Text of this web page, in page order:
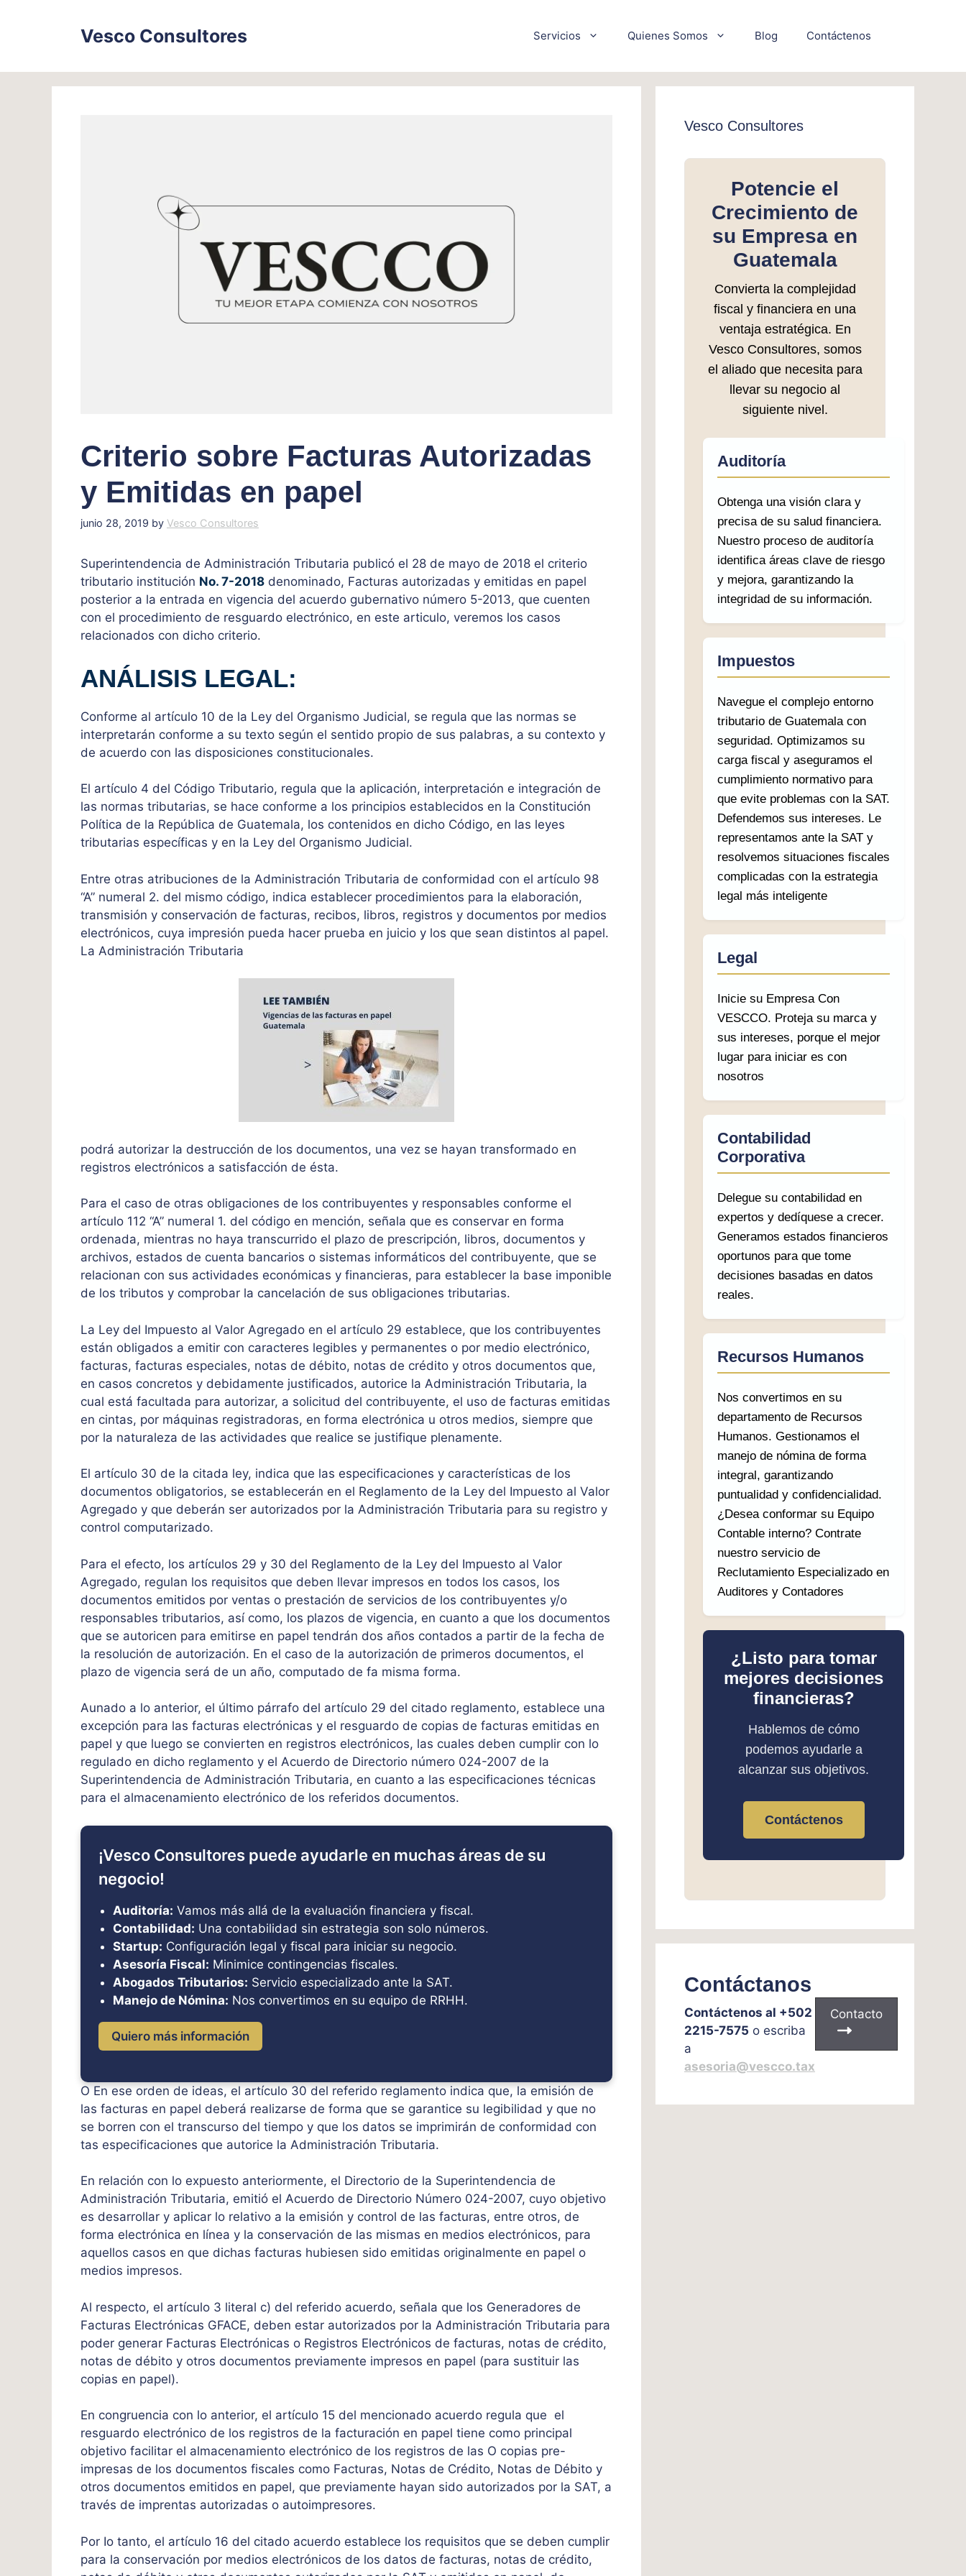
Vesco Consultores Servicios Quienes Somos Blog Contáctenos
Criterio sobre Facturas Autorizadas
y Emitidas en papel
junio 28, 2019 by Vesco Consultores
Superintendencia de Administración Tributaria publicó el 28 de mayo de 2018 el criterio
tributario institución No. 7-2018 denominado, Facturas autorizadas y emitidas en papel
posterior a la entrada en vigencia del acuerdo gubernativo número 5-2013, que cuenten
con el procedimiento de resguardo electrónico, en este articulo, veremos los casos
relacionados con dicho criterio.
ANÁLISIS LEGAL:
Conforme al artículo 10 de la Ley del Organismo Judicial, se regula que las normas se
interpretarán conforme a su texto según el sentido propio de sus palabras, a su contexto y
de acuerdo con las disposiciones constitucionales.
El artículo 4 del Código Tributario, regula que la aplicación, interpretación e integración de
las normas tributarias, se hace conforme a los principios establecidos en la Constitución
Política de la República de Guatemala, los contenidos en dicho Código, en las leyes
tributarias específicas y en la Ley del Organismo Judicial.
Entre otras atribuciones de la Administración Tributaria de conformidad con el artículo 98
“A” numeral 2. del mismo código, indica establecer procedimientos para la elaboración,
transmisión y conservación de facturas, recibos, libros, registros y documentos por medios
electrónicos, cuya impresión pueda hacer prueba en juicio y los que sean distintos al papel.
La Administración Tributaria
podrá autorizar la destrucción de los documentos, una vez se hayan transformado en
registros electrónicos a satisfacción de ésta.
Para el caso de otras obligaciones de los contribuyentes y responsables conforme el
artículo 112 “A” numeral 1. del código en mención, señala que es conservar en forma
ordenada, mientras no haya transcurrido el plazo de prescripción, libros, documentos y
archivos, estados de cuenta bancarios o sistemas informáticos del contribuyente, que se
relacionan con sus actividades económicas y financieras, para establecer la base imponible
de los tributos y comprobar la cancelación de sus obligaciones tributarias.
La Ley del Impuesto al Valor Agregado en el artículo 29 establece, que los contribuyentes
están obligados a emitir con caracteres legibles y permanentes o por medio electrónico,
facturas, facturas especiales, notas de débito, notas de crédito y otros documentos que,
en casos concretos y debidamente justificados, autorice la Administración Tributaria, la
cual está facultada para autorizar, a solicitud del contribuyente, el uso de facturas emitidas
en cintas, por máquinas registradoras, en forma electrónica u otros medios, siempre que
por la naturaleza de las actividades que realice se justifique plenamente.
El artículo 30 de la citada ley, indica que las especificaciones y características de los
documentos obligatorios, se establecerán en el Reglamento de la Ley del Impuesto al Valor
Agregado y que deberán ser autorizados por la Administración Tributaria para su registro y
control computarizado.
Para el efecto, los artículos 29 y 30 del Reglamento de la Ley del Impuesto al Valor
Agregado, regulan los requisitos que deben llevar impresos en todos los casos, los
documentos emitidos por ventas o prestación de servicios de los contribuyentes y/o
responsables tributarios, así como, los plazos de vigencia, en cuanto a que los documentos
que se autoricen para emitirse en papel tendrán dos años contados a partir de la fecha de
la resolución de autorización. En el caso de la autorización de primeros documentos, el
plazo de vigencia será de un año, computado de fa misma forma.
Aunado a lo anterior, el último párrafo del artículo 29 del citado reglamento, establece una
excepción para las facturas electrónicas y el resguardo de copias de facturas emitidas en
papel y que luego se convierten en registros electrónicos, las cuales deben cumplir con lo
regulado en dicho reglamento y el Acuerdo de Directorio número 024-2007 de la
Superintendencia de Administración Tributaria, en cuanto a las especificaciones técnicas
para el almacenamiento electrónico de los referidos documentos.
¡Vesco Consultores puede ayudarle en muchas áreas de su
negocio!
Auditoría: Vamos más allá de la evaluación financiera y fiscal.
Contabilidad: Una contabilidad sin estrategia son solo números.
Startup: Configuración legal y fiscal para iniciar su negocio.
Asesoría Fiscal: Minimice contingencias fiscales.
Abogados Tributarios: Servicio especializado ante la SAT.
Manejo de Nómina: Nos convertimos en su equipo de RRHH.
Quiero más información
O En ese orden de ideas, el artículo 30 del referido reglamento indica que, la emisión de
las facturas en papel deberá realizarse de forma que se garantice su legibilidad y que no
se borren con el transcurso del tiempo y que los datos se imprimirán de conformidad con
tas especificaciones que autorice la Administración Tributaria.
En relación con lo expuesto anteriormente, el Directorio de la Superintendencia de
Administración Tributaria, emitió el Acuerdo de Directorio Número 024-2007, cuyo objetivo
es desarrollar y aplicar lo relativo a la emisión y control de las facturas, entre otros, de
forma electrónica en línea y la conservación de las mismas en medios electrónicos, para
aquellos casos en que dichas facturas hubiesen sido emitidas originalmente en papel o
medios impresos.
Al respecto, el artículo 3 literal c) del referido acuerdo, señala que los Generadores de
Facturas Electrónicas GFACE, deben estar autorizados por la Administración Tributaria para
poder generar Facturas Electrónicas o Registros Electrónicos de facturas, notas de crédito,
notas de débito y otros documentos previamente impresos en papel (para sustituir las
copias en papel).
En congruencia con lo anterior, el artículo 15 del mencionado acuerdo regula que el
resguardo electrónico de los registros de la facturación en papel tiene como principal
objetivo facilitar el almacenamiento electrónico de los registros de las O copias pre-
impresas de los documentos fiscales como Facturas, Notas de Crédito, Notas de Débito y
otros documentos emitidos en papel, que previamente hayan sido autorizados por la SAT, a
través de imprentas autorizadas o autoimpresores.
Por Io tanto, el artículo 16 del citado acuerdo establece los requisitos que se deben cumplir
para la conservación por medios electrónicos de los datos de facturas, notas de crédito,
Vesco Consultores
Potencie el
Crecimiento de
su Empresa en
Guatemala
Convierta la complejidad
fiscal y financiera en una
ventaja estratégica. En
Vesco Consultores, somos
el aliado que necesita para
llevar su negocio al
siguiente nivel.
Auditoría
Obtenga una visión clara y
precisa de su salud financiera.
Nuestro proceso de auditoría
identifica áreas clave de riesgo
y mejora, garantizando la
integridad de su información.
Impuestos
Navegue el complejo entorno
tributario de Guatemala con
seguridad. Optimizamos su
carga fiscal y aseguramos el
cumplimiento normativo para
que evite problemas con la SAT.
Defendemos sus intereses. Le
representamos ante la SAT y
resolvemos situaciones fiscales
complicadas con la estrategia
legal más inteligente
Legal
Inicie su Empresa Con
VESCCO. Proteja su marca y
sus intereses, porque el mejor
lugar para iniciar es con
nosotros
Contabilidad
Corporativa
Delegue su contabilidad en
expertos y dedíquese a crecer.
Generamos estados financieros
oportunos para que tome
decisiones basadas en datos
reales.
Recursos Humanos
Nos convertimos en su
departamento de Recursos
Humanos. Gestionamos el
manejo de nómina de forma
integral, garantizando
puntualidad y confidencialidad.
¿Desea conformar su Equipo
Contable interno? Contrate
nuestro servicio de
Reclutamiento Especializado en
Auditores y Contadores
¿Listo para tomar
mejores decisiones
financieras?
Hablemos de cómo
podemos ayudarle a
alcanzar sus objetivos.
Contáctenos
Contáctanos
Contáctenos al +502
2215-7575 o escriba
a
asesoria@vescco.tax
Contacto